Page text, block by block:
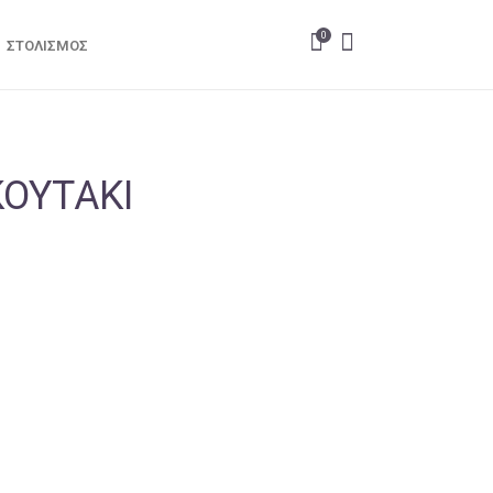
ΣΤΟΛΙΣΜΌΣ
0